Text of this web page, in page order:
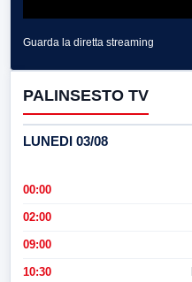
Guarda la diretta streaming
PALINSESTO TV
LUNEDI 03/08
00:00
02:00
09:00
10:30